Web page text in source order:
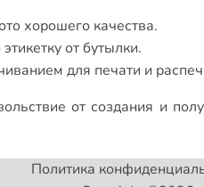
хорошего качества.
от бутылки.
для печати и
от создания и
Политика